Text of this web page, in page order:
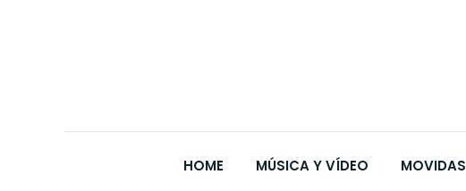
HOME MÚSICA Y VÍDEO MOVIDAS